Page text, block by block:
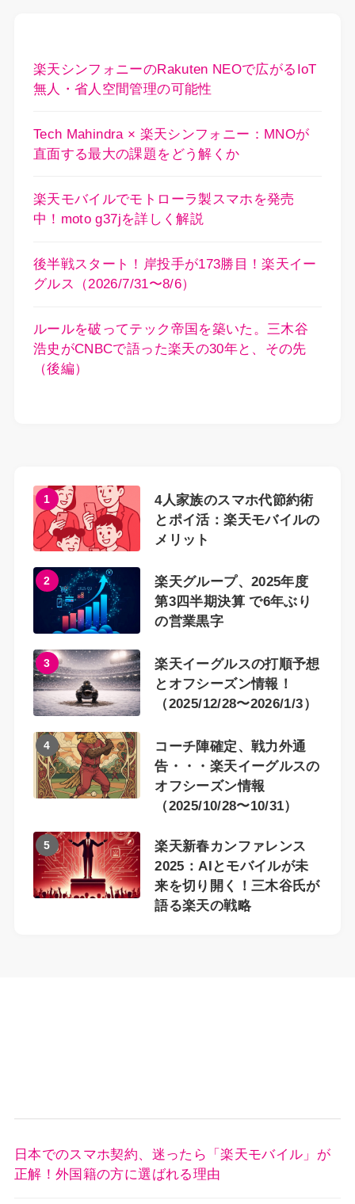
楽天シンフォニーのRakuten NEOで広がるIoT
無人・省人空間管理の可能性
Tech Mahindra × 楽天シンフォニー：MNOが
直面する最大の課題をどう解くか
楽天モバイルでモトローラ製スマホを発売
中！moto g37jを詳しく解説
後半戦スタート！岸投手が173勝目！楽天イー
グルス（2026/7/31〜8/6）
ルールを破ってテック帝国を築いた。三木谷
浩史がCNBCで語った楽天の30年と、その先
（後編）
1
4人家族のスマホ代節約術
とポイ活：楽天モバイルの
メリット
2
楽天グループ、2025年度
第3四半期決算 で6年ぶり
の営業黒字
3
楽天イーグルスの打順予想
とオフシーズン情報！
（2025/12/28〜2026/1/3）
4
コーチ陣確定、戦力外通
告・・・楽天イーグルスの
オフシーズン情報
（2025/10/28〜10/31）
5
楽天新春カンファレンス
2025：AIとモバイルが未
来を切り開く！三木谷氏が
語る楽天の戦略
日本でのスマホ契約、迷ったら「楽天モバイル」が
正解！外国籍の方に選ばれる理由